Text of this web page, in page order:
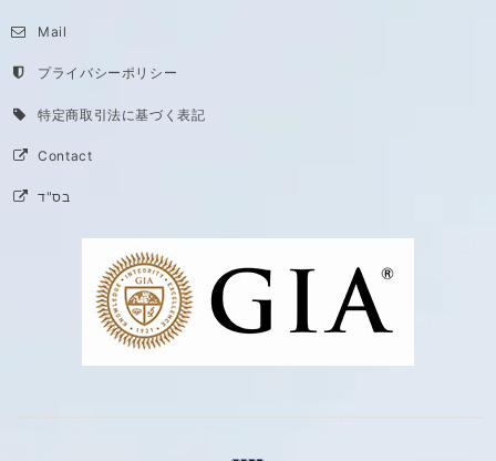
Mail
プライバシーポリシー
特定商取引法に基づく表記
Contact
בס"ד